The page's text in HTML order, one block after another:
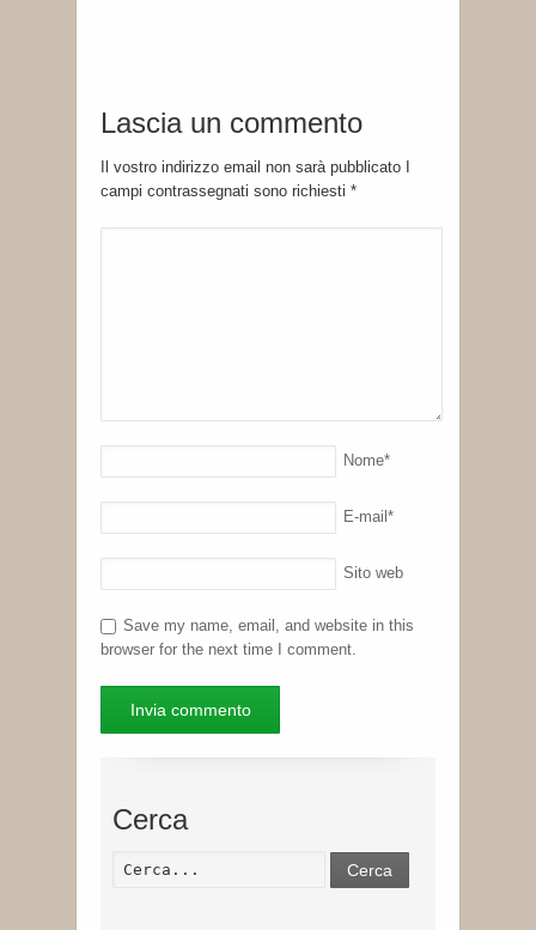
Lascia un commento
Il vostro indirizzo email non sarà pubblicato I
campi contrassegnati sono richiesti *
Nome*
E-mail *
Sito web
Save my name, email, and website in this
browser for the next time I comment.
Cerca
Cerca